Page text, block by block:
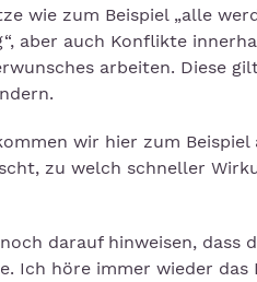
wie zum Beispiel „alle
aber auch Konflikte
arbeiten. Diese
wir hier zum Beispiel
zu welch schneller
darauf hinweisen, dass
Ich höre immer wieder